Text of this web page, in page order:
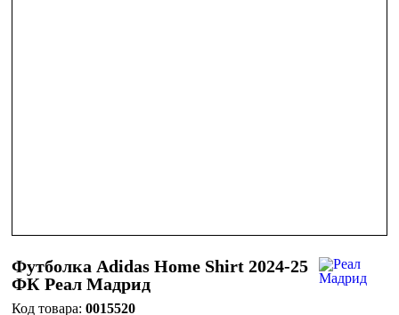
Футболка Adidas Home Shirt 2024-25
ФК Реал Мадрид
0015520